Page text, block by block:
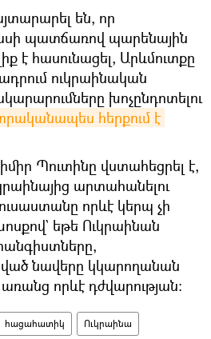
են, որ
պատճառով պարենային
է հասունացել, Արևմուտքը
ուկրաինական
խոչընդոտելու
հերքում է
Պուտինը վստահեցրել է,
արտահանելու
որևէ կերպ չի
եթե Ուկրաինան
նավերը կկարողանան
որևէ դժվարության։
հացահատիկ Ուկրաինա